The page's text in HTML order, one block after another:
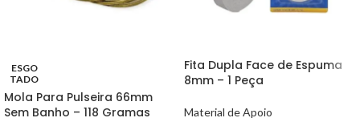
ESGO
TADO
Mola Para Pulseira 66mm
Sem Banho – 118 Gramas
Fita Dupla Face de Espuma
8mm – 1 Peça
Material de Apoio